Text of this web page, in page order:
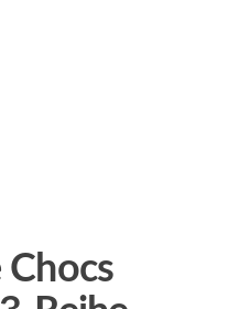
Chocs